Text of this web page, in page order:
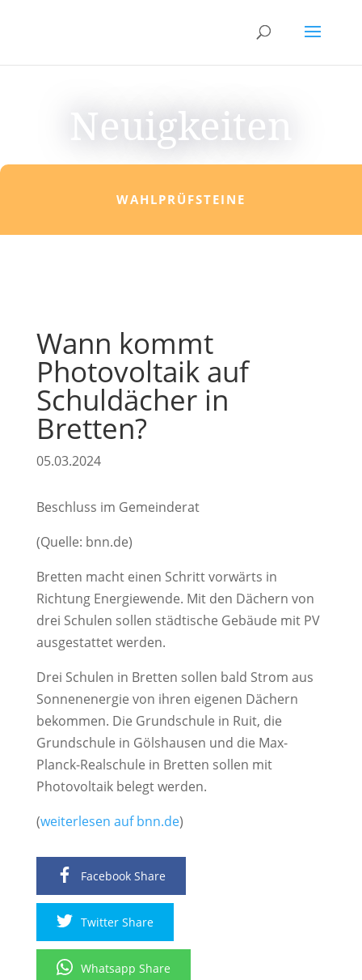
Neuigkeiten
WAHLPRÜFSTEINE
Wann kommt
Photovoltaik auf
Schuldächer in
Bretten?
05.03.2024
Beschluss im Gemeinderat
(Quelle: bnn.de)
Bretten macht einen Schritt vorwärts in
Richtung Energiewende. Mit den Dächern von
drei Schulen sollen städtische Gebäude mit PV
ausgestattet werden.
Drei Schulen in Bretten sollen bald Strom aus
Sonnenenergie von ihren eigenen Dächern
bekommen. Die Grundschule in Ruit, die
Grundschule in Gölshausen und die Max-
Planck-Realschule in Bretten sollen mit
Photovoltaik belegt werden.
(weiterlesen auf bnn.de)
Facebook Share
Twitter Share
Whatsapp Share